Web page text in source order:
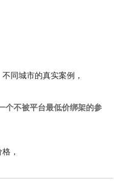
同城市的真实案例，
个不被平台最低价绑架的参
，